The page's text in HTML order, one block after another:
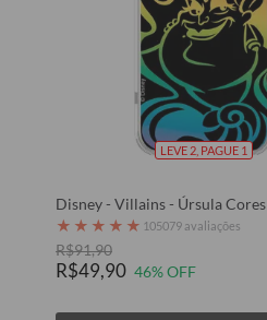
LEVE 2, PAGUE 1
Disney - Villains - Úrsula Cores
★ ★ ★ ★ ★ 105079 avaliações
R$91,90
R$49,90 46% OFF